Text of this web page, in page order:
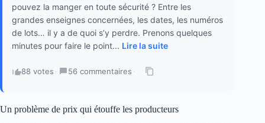
pouvez la manger en toute sécurité ? Entre les
grandes enseignes concernées, les dates, les numéros
de lots… il y a de quoi s’y perdre. Prenons quelques
minutes pour faire le point... Lire la suite
88 votes · 56 commentaires ·
Un problème de prix qui étouffe les producteurs